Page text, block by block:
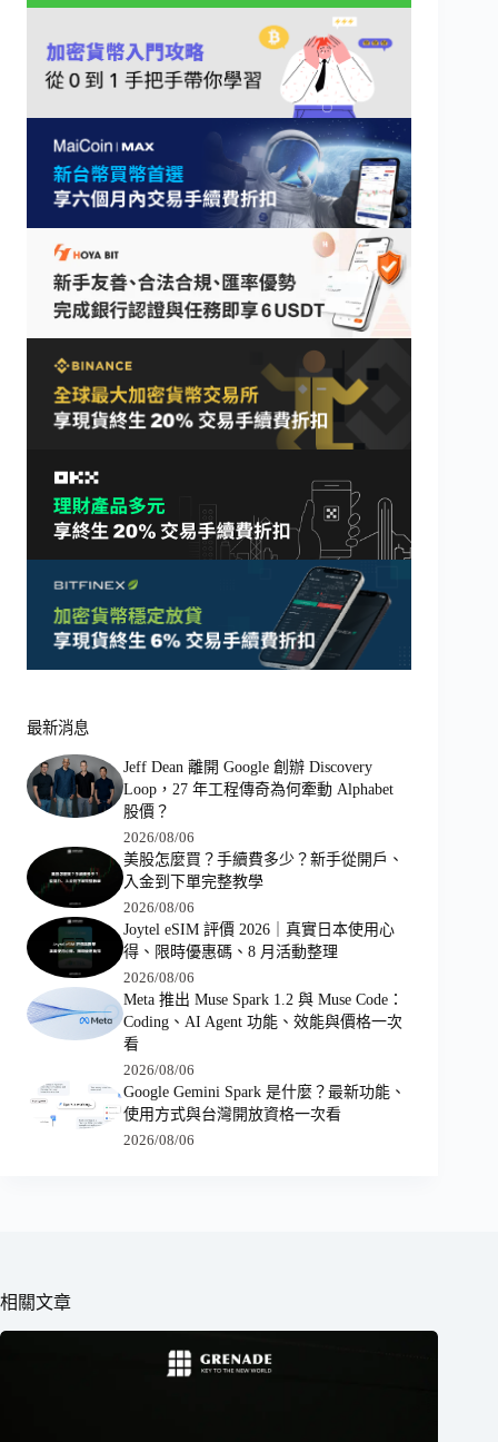
最新消息
Jeff Dean 離開 Google 創辦 Discovery
Loop，27 年工程傳奇為何牽動 Alphabet
股價？
2026/08/06
美股怎麼買？手續費多少？新手從開戶、
入金到下單完整教學
2026/08/06
Joytel eSIM 評價 2026｜真實日本使用心
得、限時優惠碼、8 月活動整理
2026/08/06
Meta 推出 Muse Spark 1.2 與 Muse Code：
Coding、AI Agent 功能、效能與價格一次
看
2026/08/06
Google Gemini Spark 是什麼？最新功能、
使用方式與台灣開放資格一次看
2026/08/06
相關文章